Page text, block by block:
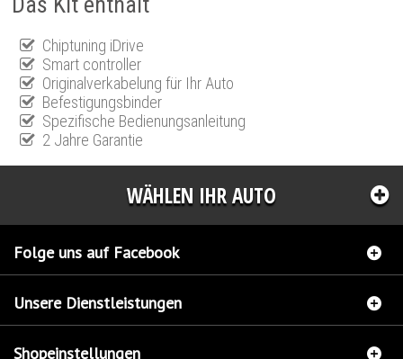
Chiptuning iDrive
Smart controller
Originalverkabelung für Ihr Auto
Befestigungsbinder
Spezifische Bedienungsanleitung
2 Jahre Garantie
WÄHLEN IHR AUTO
Folge uns auf Facebook
Unsere Dienstleistungen
Shopeinstellungen